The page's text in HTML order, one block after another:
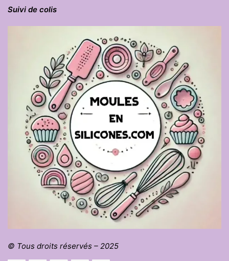
Suivi de colis
© Tous droits réservés – 2025